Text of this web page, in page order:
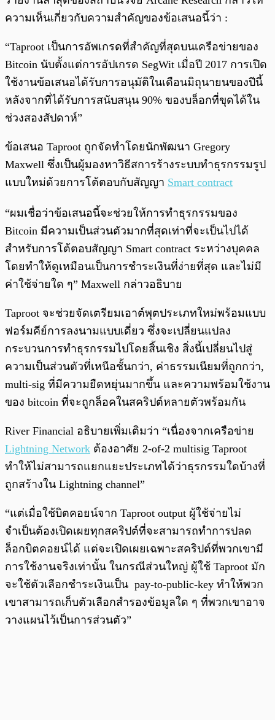
ความเห็นเกี่ยวกับความสำคัญของข้อเสนอนี้ว่า :
“Taproot เป็นการอัพเกรดที่สำคัญที่สุดบนเครือข่ายของ
Bitcoin นับตั้งแต่การอัปเกรด SegWit เมื่อปี 2017 การเปิด
ใช้งานข้อเสนอได้รับการอนุมัติในเดือนมิถุนายนของปีนี้
หลังจากที่ได้รับการสนับสนุน 90% ของบล็อกที่ขุดได้ใน
ช่วงสองสัปดาห์”
ข้อเสนอ Taproot ถูกจัดทำโดยนักพัฒนา Gregory
Maxwell ซึ่งเป็นผู้มองหาวิธีสการร้างระบบทำธุรกรรมรูป
แบบใหม่ด้วยการโต้ตอบกับสัญญา Smart contract
“ผมเชื่อว่าข้อเสนอนี้จะช่วยให้การทำธุรกรรมของ
Bitcoin มีความเป็นส่วนตัวมากที่สุดเท่าที่จะเป็นไปได้
สำหรับการโต้ตอบสัญญา Smart contract ระหว่างบุคคล
โดยทำให้ดูเหมือนเป็นการชำระเงินที่ง่ายที่สุด และไม่มี
ค่าใช้จ่ายใด ๆ” Maxwell กล่าวอธิบาย
Taproot จะช่วยจัดเตรียมเอาต์พุตประเภทใหม่พร้อมแบบ
ฟอร์มคีย์การลงนามแบบเดี่ยว ซึ่งจะเปลี่ยนแปลง
กระบวนการทำธุรกรรมไปโดยสิ้นเชิง สิ่งนี้เปลี่ยนไปสู่
ความเป็นส่วนตัวที่เหนือชั้นกว่า, ค่าธรรมเนียมที่ถูกกว่า,
multi-sig ที่มีความยืดหยุ่นมากขึ้น และความพร้อมใช้งาน
ของ bitcoin ที่จะถูกล็อคในสคริปต์หลายตัวพร้อมกัน
River Financial อธิบายเพิ่มเติมว่า “เนื่องจากเครือข่าย
Lightning Network ต้องอาศัย 2-of-2 multisig Taproot
ทำให้ไม่สามารถแยกแยะประเภทได้ว่าธุรกรรมใดบ้างที่
ถูกสร้างใน Lightning channel”
“แต่เมื่อใช้บิตคอยน์จาก Taproot output ผู้ใช้จ่ายไม่
จำเป็นต้องเปิดเผยทุกสคริปต์ที่จะสามารถทำการปลด
ล็อกบิตคอยน์ได้ แต่จะเปิดเผยเฉพาะสคริปต์ที่พวกเขามี
การใช้งานจริงเท่านั้น ในกรณีส่วนใหญ่ ผู้ใช้ Taproot มัก
จะใช้ตัวเลือกชำระเงินเป็น pay-to-public-key ทำให้พวก
เขาสามารถเก็บตัวเลือกสำรองข้อมูลใด ๆ ที่พวกเขาอาจ
วางแผนไว้เป็นการส่วนตัว”